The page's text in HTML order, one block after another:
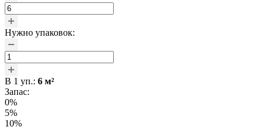
Нужно упаковок:
В 1 уп.: 6 м²
Запас:
0%
5%
10%